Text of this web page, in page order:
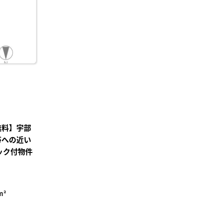
料】宇部
の近い
ク付物件